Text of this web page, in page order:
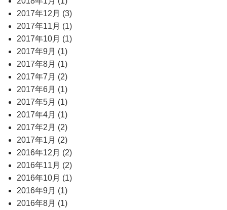
2017年12月 (3)
2017年11月 (1)
2017年10月 (1)
2017年9月 (1)
2017年8月 (1)
2017年7月 (2)
2017年6月 (1)
2017年5月 (1)
2017年4月 (1)
2017年2月 (2)
2017年1月 (2)
2016年12月 (2)
2016年11月 (2)
2016年10月 (1)
2016年9月 (1)
2016年8月 (1)